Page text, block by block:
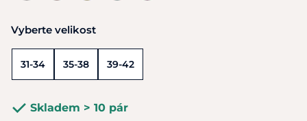
Vyberte velikost
31-34 35-38 39-42
Skladem > 10 pár